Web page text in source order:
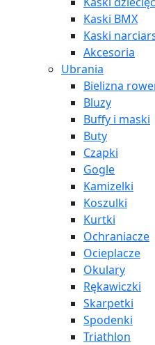
Kaski BMX
Kaski
Akcesoria
Ubrania
Bielizna
Bluzy
Buffy i maski
Buty
Czapki
Gogle
Kamizelki
Koszulki
Kurtki
Ochraniacze
Ocieplacze
Okulary
Rękawiczki
Skarpetki
Spodenki
Triathlon